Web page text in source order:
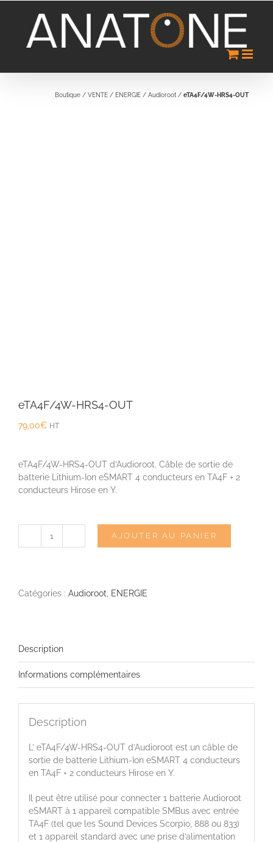
Boutique / VENTE / ENERGIE / Audioroot / eTA4F/4W-HRS4-OUT
eTA4F/4W-HRS4-OUT
79,00€ HT
eTA4F/4W-HRS4-OUT d’Audioroot. Câble de sortie de
batterie Lithium-Ion eSMART 4 conducteurs en TA4F + 2
conducteurs Hirose en Y.
quantité
OUT
AJOUTER AU PANIER
Catégories : Audioroot ENERGIE
Description
Informations complémentaires
Description
L’ eTA4F/4W-HRS4-OUT d’Audioroot est un câble de
sortie de batterie Lithium-Ion eSMART 4 conducteurs
en TA4F + 2 conducteurs Hirose en Y.
Il peut être utilisé pour connecter 1 batterie Audioroot
eSMART à 1 appareil compatible SMBus avec entrée
TA4F (tel que les Sound Devices Scorpio, 888 ou 833)
et 1 appareil standard avec une prise d’alimentation